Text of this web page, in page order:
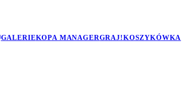
GALERIEKOPA MANAGERGRAJ!KOSZYKÓWKA